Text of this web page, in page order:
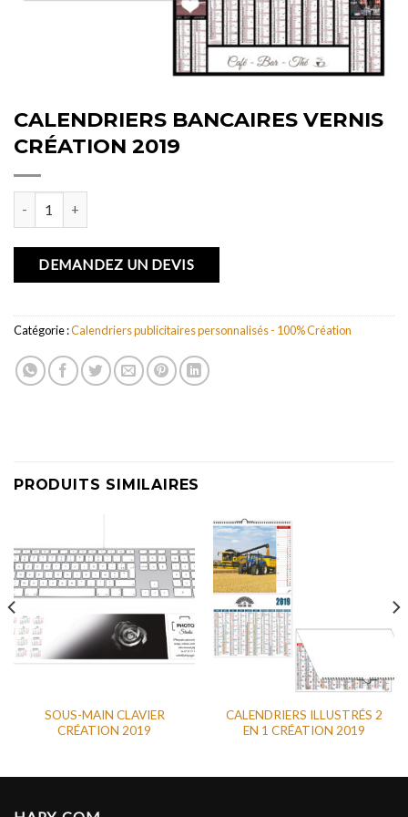
CALENDRIERS BANCAIRES VERNIS
CRÉATION 2019
DEMANDEZ UN DEVIS
Catégorie :Calendriers publicitaires personnalisés - 100% Création
PRODUITS SIMILAIRES
SOUS-MAIN CLAVIER
CRÉATION 2019
CALENDRIERS ILLUSTRÉS 2
EN 1 CRÉATION 2019